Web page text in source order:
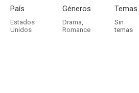
País
Estados
Unidos
Géneros
Drama,
Romance
Temas
Sin
temas